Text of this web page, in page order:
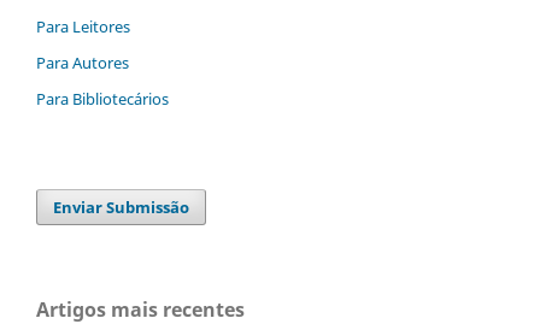
Para Leitores
Para Autores
Para Bibliotecários
Enviar Submissão
Artigos mais recentes